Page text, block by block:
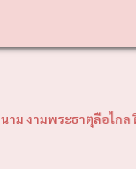
ลือไกล ฝึกช้างใช้ลื